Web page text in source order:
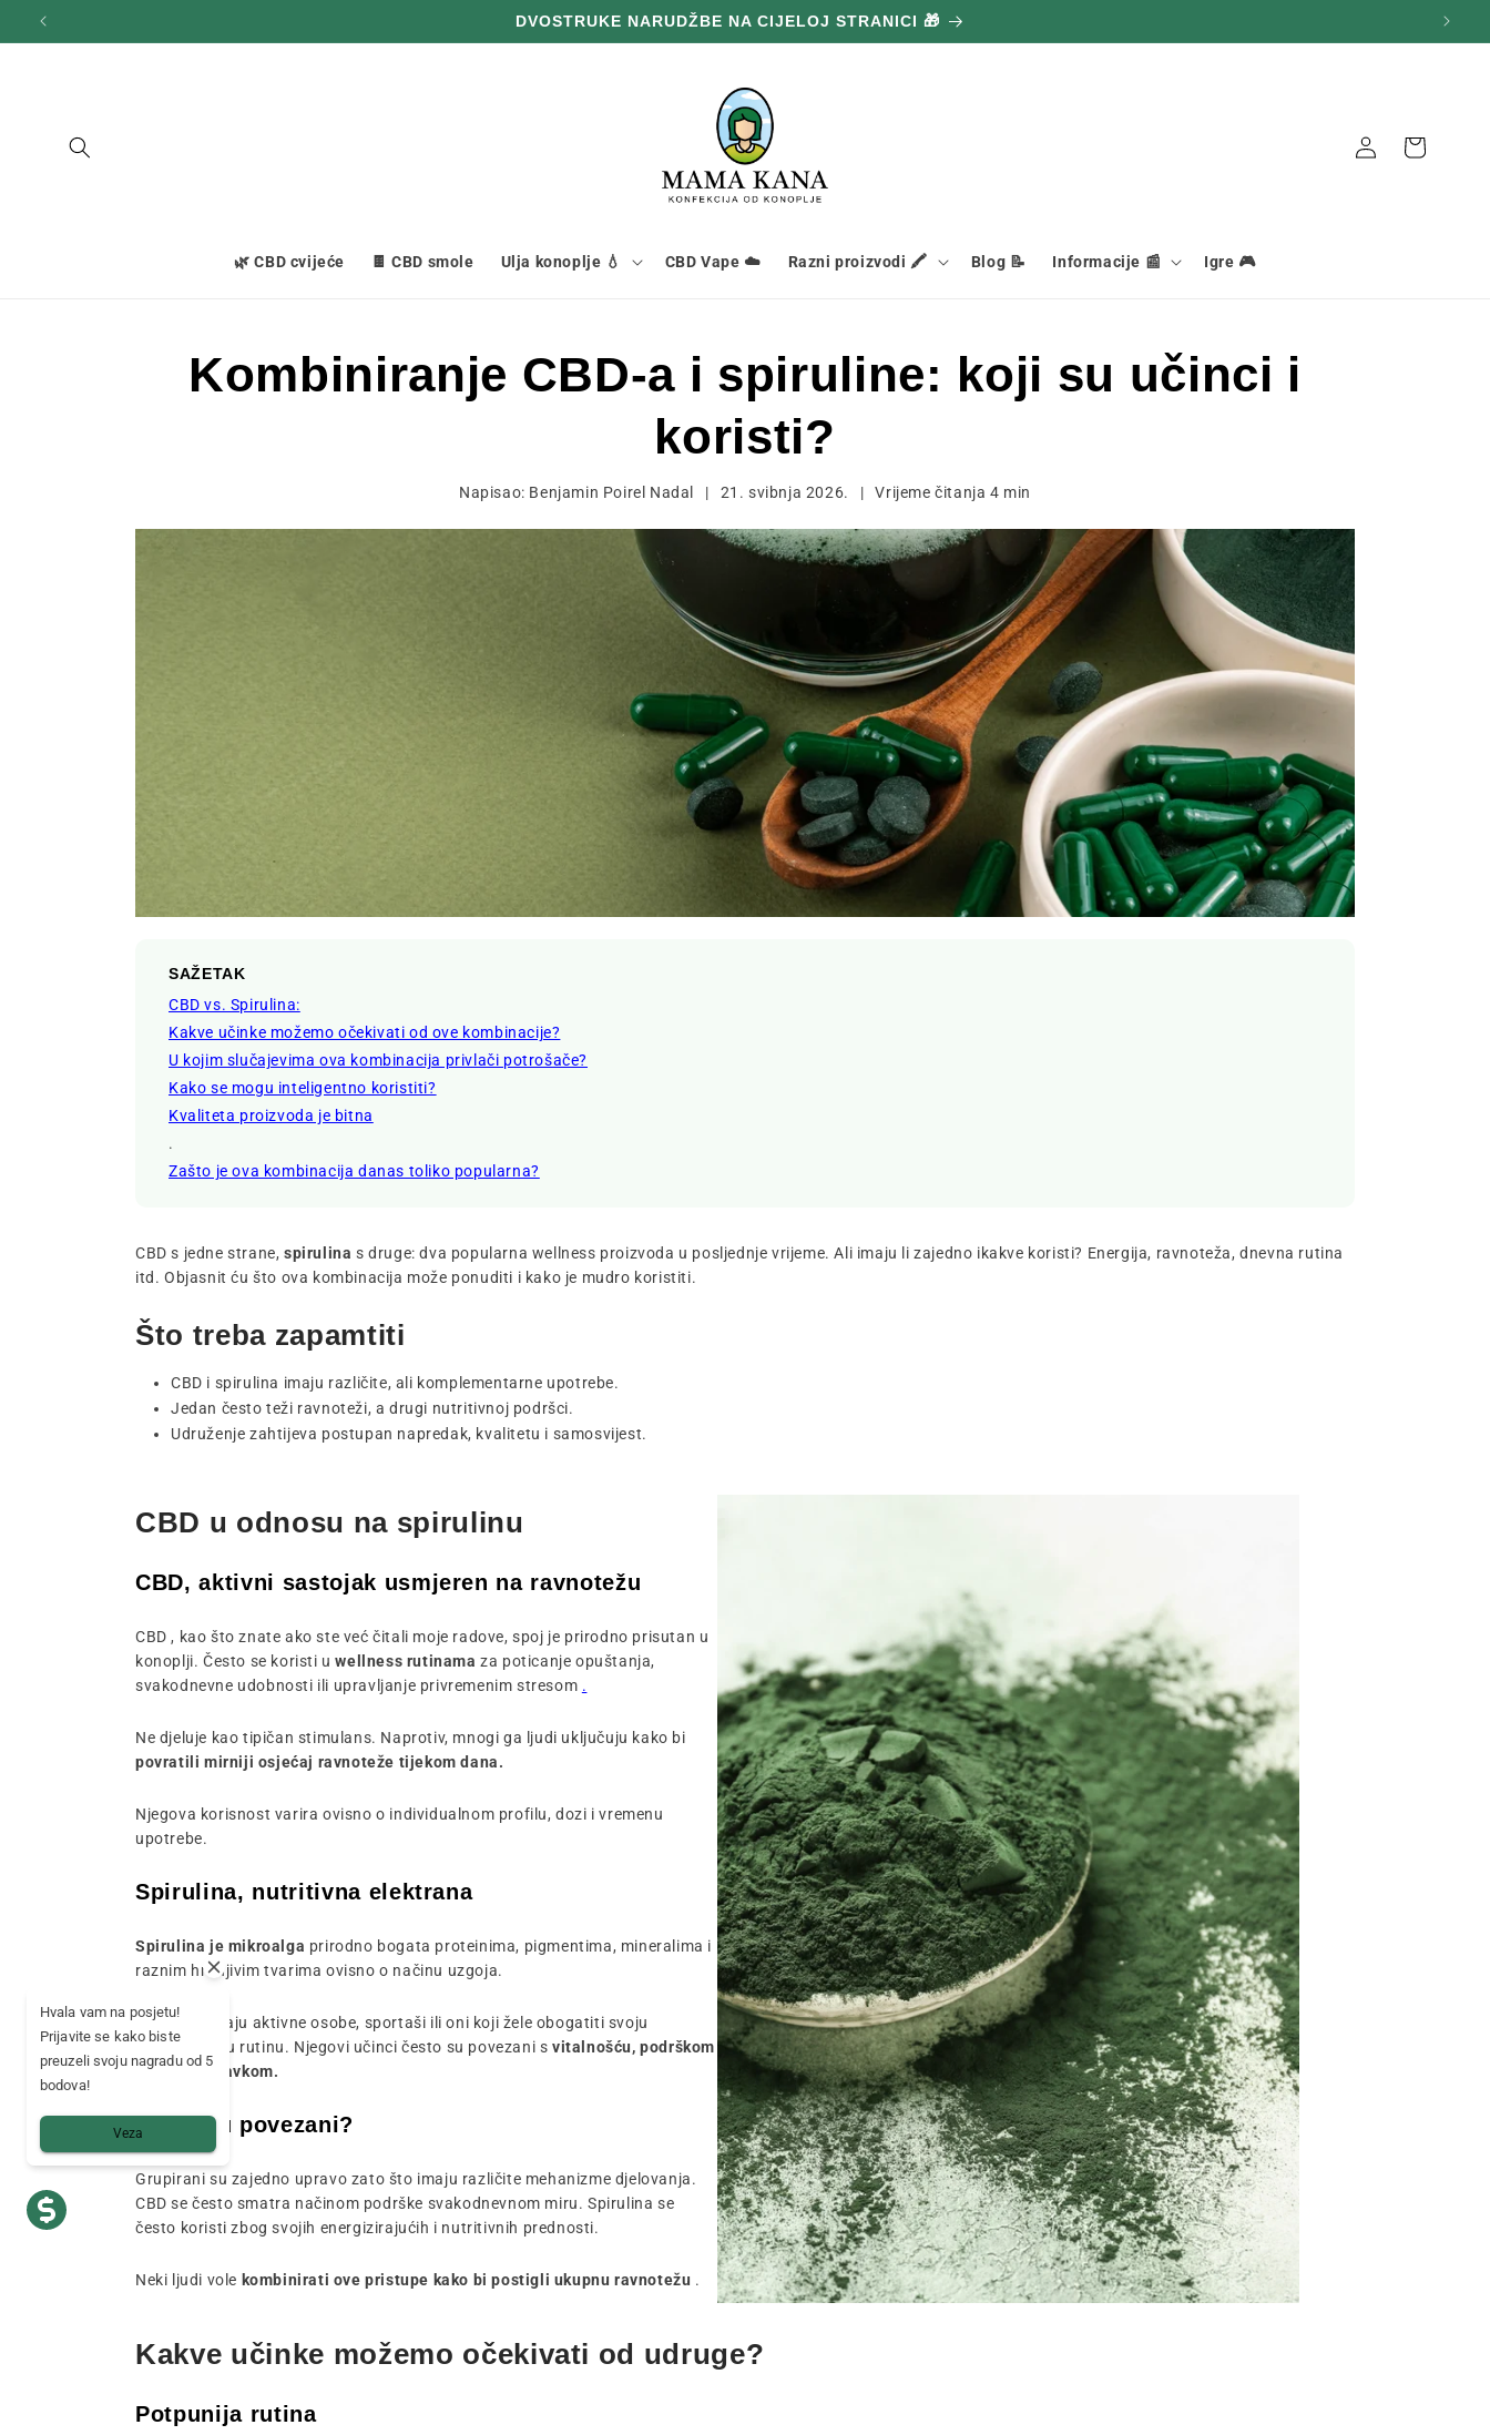
na
sadržaj
DVOSTRUKE NARUDŽBE NA CIJELOJ STRANICI 🎁
🌿 CBD cvijeće 🍫 CBD smole Ulja konoplje 💧 CBD Vape ☁️ Razni proizvodi 🖍️ Blog 📝 Informacije 📰 Igre 🎮
Veza Košara
Kombiniranje CBD-a i spiruline: koji su učinci i
koristi?
Napisao: Benjamin Poirel Nadal | 21. svibnja 2026. | Vrijeme čitanja4 min
SAŽETAK
CBD vs. Spirulina:
Kakve učinke možemo očekivati ​​od ove kombinacije?
U kojim slučajevima ova kombinacija privlači potrošače?
Kako se mogu inteligentno koristiti?
Kvaliteta proizvoda je bitna
.
Zašto je ova kombinacija danas toliko popularna?
CBD s jedne strane, spirulina s druge: dva popularna wellness proizvoda u posljednje vrijeme. Ali imaju li zajedno ikakve koristi? Energija, ravnoteža, dnevna rutina
itd. Objasnit ću što ova kombinacija može ponuditi i kako je mudro koristiti.
Što treba zapamtiti
CBD i spirulina imaju različite, ali komplementarne upotrebe.
Jedan često teži ravnoteži, a drugi nutritivnoj podršci.
Udruženje zahtijeva postupan napredak, kvalitetu i samosvijest.
CBD u odnosu na spirulinu
CBD, aktivni sastojak usmjeren na ravnotežu
CBD , kao što znate ako ste već čitali moje radove, spoj je prirodno prisutan u
konoplji. Često se koristi u wellness rutinama za poticanje opuštanja,
svakodnevne udobnosti ili upravljanje privremenim stresom .
Ne djeluje kao tipičan stimulans. Naprotiv, mnogi ga ljudi uključuju kako bi
povratili mirniji osjećaj ravnoteže tijekom dana.
Njegova korisnost varira ovisno o individualnom profilu, dozi i vremenu
upotrebe.
Spirulina, nutritivna elektrana
Spirulina je mikroalga prirodno bogata proteinima, pigmentima, mineralima i
raznim hranjivim tvarima ovisno o načinu uzgoja.
Često ga biraju aktivne osobe, sportaši ili oni koji žele obogatiti svoju
prehrambenu rutinu. Njegovi učinci često su povezani s vitalnošću, podrškom
tijelu i oporavkom.
Zašto su povezani?
Grupirani su zajedno upravo zato što imaju različite mehanizme djelovanja.
CBD se često smatra načinom podrške svakodnevnom miru. Spirulina se
često koristi zbog svojih energizirajućih i nutritivnih prednosti.
Neki ljudi vole kombinirati ove pristupe kako bi postigli ukupnu ravnotežu .
Kakve učinke možemo očekivati ​​od udruge?
Potpunija rutina
Hvala vam na posjetu!
Prijavite se kako biste
preuzeli svoju nagradu od 5
bodova!
Veza